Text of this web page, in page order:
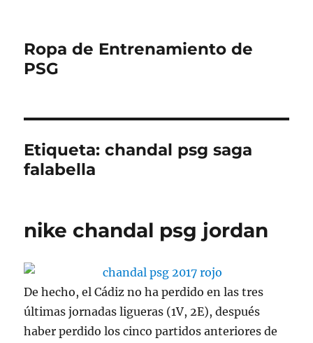
Ropa de Entrenamiento de
PSG
Etiqueta:chandal psg saga
falabella
nike chandal psg jordan
De hecho, el Cádiz no ha perdido en las tres
últimas jornadas ligueras (1V, 2E), después
haber perdido los cinco partidos anteriores de